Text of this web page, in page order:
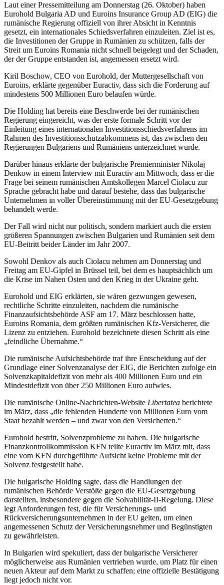
Laut einer Pressemitteilung am Donnerstag (26. Oktober) haben
Eurohold Bulgaria AD und Euroins Insurance Group AD (EIG) die
rumänische Regierung offiziell von ihrer Absicht in Kenntnis
gesetzt, ein internationales Schiedsverfahren einzuleiten. Ziel ist es,
die Investitionen der Gruppe in Rumänien zu schützen, falls der
Streit um Euroins Romania nicht schnell beigelegt und der Schaden,
der der Gruppe entstanden ist, angemessen ersetzt wird.
Kiril Boschow, CEO von Eurohold, der Muttergesellschaft von
Euroins, erklärte gegenüber Euractiv, dass sich die Forderung auf
mindestens 500 Millionen Euro belaufen würde.
Die Holding hat bereits eine Beschwerde bei der rumänischen
Regierung eingereicht, was der erste formale Schritt vor der
Einleitung eines internationalen Investitionsschiedsverfahrens im
Rahmen des Investitionsschutzabkommens ist, das zwischen den
Regierungen Bulgariens und Rumäniens unterzeichnet wurde.
Darüber hinaus erklärte der bulgarische Premierminister Nikolaj
Denkow in einem Interview mit Euractiv am Mittwoch, dass er die
Frage bei seinem rumänischen Amtskollegen Marcel Ciolacu zur
Sprache gebracht habe und darauf bestehe, dass das bulgarische
Unternehmen in voller Übereinstimmung mit der EU-Gesetzgebung
behandelt werde.
Der Fall wird nicht nur politisch, sondern markiert auch die ersten
größeren Spannungen zwischen Bulgarien und Rumänien seit dem
EU-Beitritt beider Länder im Jahr 2007.
Sowohl Denkov als auch Ciolacu nehmen am Donnerstag und
Freitag am EU-Gipfel in Brüssel teil, bei dem es hauptsächlich um
die Krise im Nahen Osten und den Krieg in der Ukraine geht.
Eurohold und EIG erklärten, sie wären gezwungen gewesen,
rechtliche Schritte einzuleiten, nachdem die rumänische
Finanzaufsichtsbehörde ASF am 17. März beschlossen hatte,
Euroins Romania, dem größten rumänischen Kfz-Versicherer, die
Lizenz zu entziehen. Eurohold bezeichnete diesen Schritt als eine
„feindliche Übernahme.“
Die rumänische Aufsichtsbehörde traf ihre Entscheidung auf der
Grundlage einer Solvenzanalyse der EIG, die Berichten zufolge ein
Solvenzkapitaldefizit von mehr als 400 Millionen Euro und ein
Mindestdefizit von über 250 Millionen Euro aufwies.
Die rumänische Online-Nachrichten-Website Libertatea berichtete
im März, dass „die fehlenden Hunderte von Millionen Euro vom
Staat bezahlt werden – und zwar von den Versicherten.“
Eurohold bestritt, Solvenzprobleme zu haben. Die bulgarische
Finanzkontrollkommission KFN teilte Euractiv im März mit, dass
eine vom KFN durchgeführte Aufsicht keine Probleme mit der
Solvenz festgestellt habe.
Die bulgarische Holding sagte, dass die Handlungen der
rumänischen Behörde Verstöße gegen die EU-Gesetzgebung
darstellten, insbesondere gegen die Solvabilität-II-Regelung. Diese
legt Anforderungen fest, die für Versicherungs- und
Rückversicherungsunternehmen in der EU gelten, um einen
angemessenen Schutz der Versicherungsnehmer und Begünstigten
zu gewährleisten.
In Bulgarien wird spekuliert, dass der bulgarische Versicherer
möglicherweise aus Rumänien vertrieben wurde, um Platz für einen
neuen Akteur auf dem Markt zu schaffen; eine offizielle Bestätigung
liegt jedoch nicht vor.